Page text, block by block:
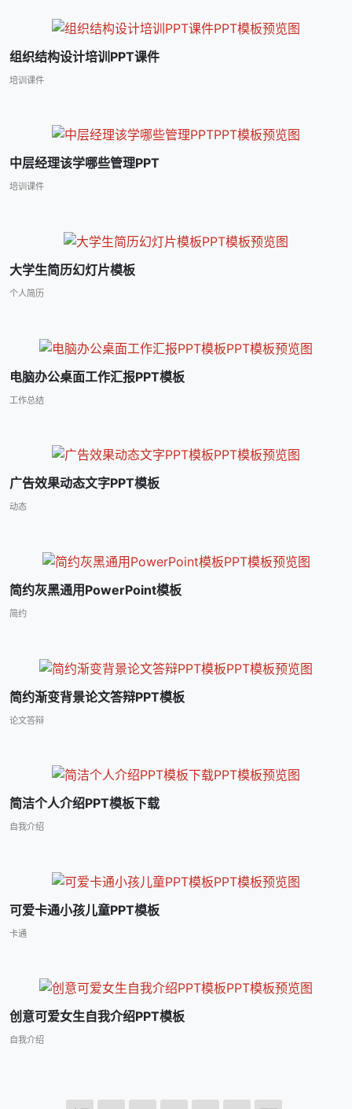
组织结构设计培训PPT课件
培训课件
中层经理该学哪些管理PPT
培训课件
大学生简历幻灯片模板
个人简历
电脑办公桌面工作汇报PPT模板
工作总结
广告效果动态文字PPT模板
动态
简约灰黑通用PowerPoint模板
简约
简约渐变背景论文答辩PPT模板
论文答辩
简洁个人介绍PPT模板下载
自我介绍
可爱卡通小孩儿童PPT模板
卡通
创意可爱女生自我介绍PPT模板
自我介绍